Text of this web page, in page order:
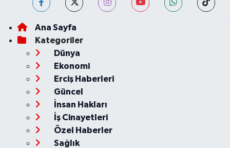
Ana Sayfa
Kategoriler
Dünya
Ekonomi
Erciş Haberleri
Güncel
İnsan Hakları
İş Cinayetleri
Özel Haberler
Sağlık